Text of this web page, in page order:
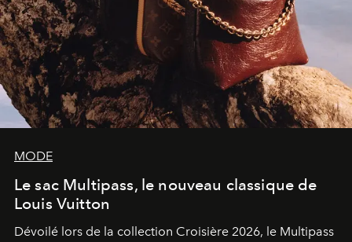
MODE
Le sac Multipass, le nouveau classique de
Louis Vuitton
Dévoilé lors de la collection Croisière 2026, le Multipass